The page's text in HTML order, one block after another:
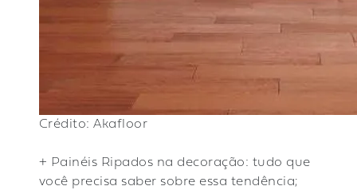
Crédito: Akafloor
+ Painéis Ripados na decoração: tudo que
você precisa saber sobre essa tendência;